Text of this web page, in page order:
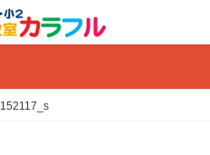
152117_s